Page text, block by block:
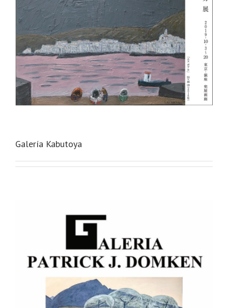
Galería Kabutoya